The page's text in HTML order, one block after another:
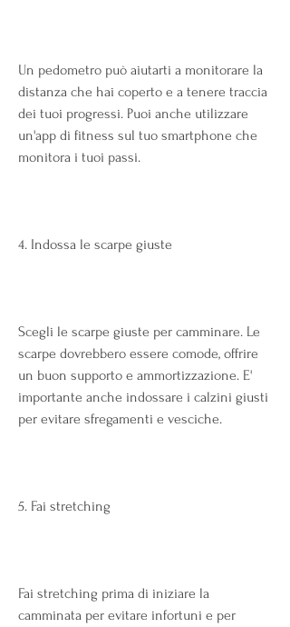
Un pedometro può aiutarti a monitorare la
distanza che hai coperto e a tenere traccia
dei tuoi progressi. Puoi anche utilizzare
un'app di fitness sul tuo smartphone che
monitora i tuoi passi.
4. Indossa le scarpe giuste
Scegli le scarpe giuste per camminare. Le
scarpe dovrebbero essere comode, offrire
un buon supporto e ammortizzazione. E'
importante anche indossare i calzini giusti
per evitare sfregamenti e vesciche.
5. Fai stretching
Fai stretching prima di iniziare la
camminata per evitare infortuni e per